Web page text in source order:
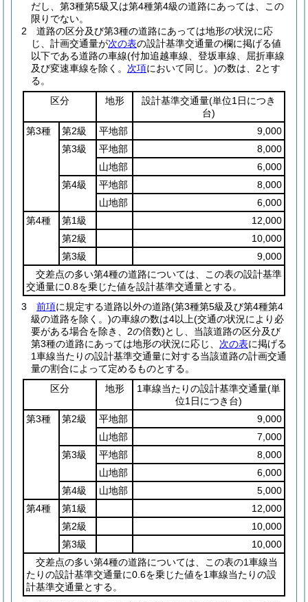
だし、第3種第5級又は第4種第4級の道路にあっては、この
限りでない。
2
道路の区分及び第3種の道路にあっては地形の状況に応
じ、計画交通量が次の表の設計基準交通量の欄に掲げる値
以下である道路の車線(付加追越車線、登坂車線、屈折車線
及び変速車線を除く。 次項において同じ。)の数は、2とす
る。
区分
地形 設計基準交通量(単位1日につき
台)
第3種
第2級 平地部
9,000
第3級
平地部
8,000
山地部
6,000
第4級
平地部
8,000
山地部
6,000
第4種
第1級
12,000
第2級
10,000
第3級
9,000
交差点の多い第4種の道路については、この表の設計基準
交通量に0.8を乗じた値を設計基準交通量とする。
3
前項に規定する道路以外の道路(第3種第5級及び第4種第4
級の道路を除く。)の車線の数は4以上(交通の状況により必
要がある場合を除き、2の倍数)とし、当該道路の区分及び
第3種の道路にあっては地形の状況に応じ、 次の表に掲げる
1車線当たりの設計基準交通量に対する当該道路の計画交通
量の割合によって定めるものとする。
区分
地形 1車線当たりの設計基準交通量(単
位1日につき台)
第3種
第2級 平地部
9,000
山地部
7,000
第3級
平地部
8,000
山地部
6,000
第4級
山地部
5,000
第4種
第1級
12,000
第2級
10,000
第3級
10,000
交差点の多い第4種の道路については、この表の1車線当
たりの設計基準交通量に0.6を乗じた値を1車線当たりの設
計基準交通量とする。